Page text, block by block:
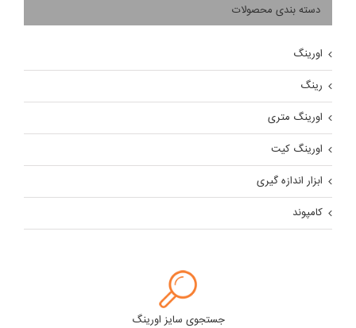
دسته بندی محصولات
اورینگ
رینگ
اورینگ متری
اورینگ کیت
ابزار اندازه گیری
کامپوند
جستجوی سایز اورینگ